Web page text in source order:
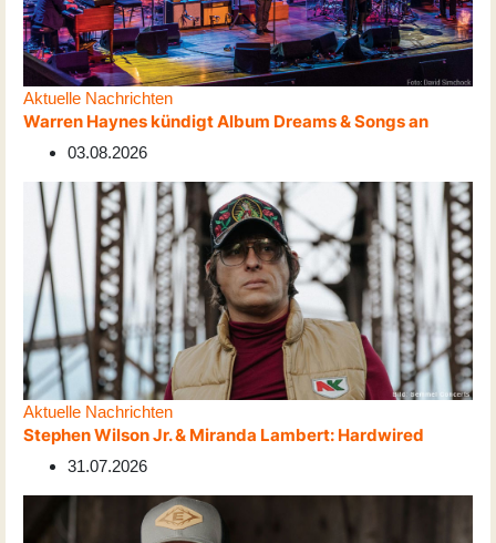
Aktuelle Nachrichten
Warren Haynes kündigt Album Dreams & Songs an
03.08.2026
Aktuelle Nachrichten
Stephen Wilson Jr. & Miranda Lambert: Hardwired
31.07.2026